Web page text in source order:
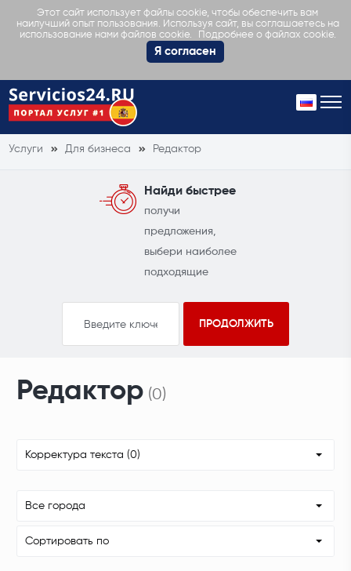
Этот сайт использует файлы cookie, чтобы обеспечить вам
наилучший опыт пользования. Используя сайт, вы соглашаетесь на
использование нами файлов cookie.
Подробнее о файлах cookie.
Я согласен
Услуги Для бизнеса Редактор
Найди быстрее
получи
предложения,
выбери наиболее
подходящие
Редактор (0)
Корректура текста (0)
Все города
Сортировать по